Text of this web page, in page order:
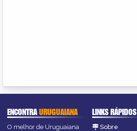
ENCONTRAURUGUAIANA
O melhor de Uruguaiana
LINKS RÁPIDOS
Sobre